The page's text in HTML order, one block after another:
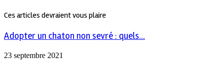
Ces articles devraient vous plaire
Adopter un chaton non sevré : quels...
23 septembre 2021